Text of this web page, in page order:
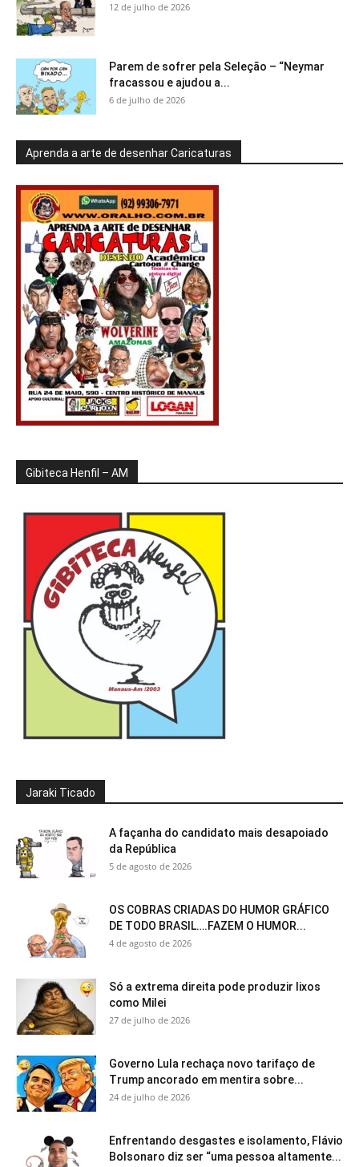
12 de julho de 2026
Parem de sofrer pela Seleção – “Neymar
fracassou e ajudou a...
6 de julho de 2026
Aprenda a arte de desenhar Caricaturas
Gibiteca Henfil – AM
Jaraki Ticado
A façanha do candidato mais desapoiado
da República
5 de agosto de 2026
OS COBRAS CRIADAS DO HUMOR GRÁFICO
DE TODO BRASIL….FAZEM O HUMOR...
4 de agosto de 2026
Só a extrema direita pode produzir lixos
como Milei
27 de julho de 2026
Governo Lula rechaça novo tarifaço de
Trump ancorado em mentira sobre...
24 de julho de 2026
Enfrentando desgastes e isolamento, Flávio
Bolsonaro diz ser “uma pessoa altamente...